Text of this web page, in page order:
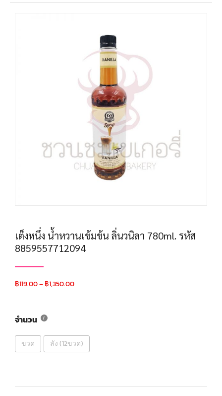
เต็งหนึ่ง น้ำหวานเข้มข้น ลิ่นวนิลา 780ml. รหัส
8859557712094
฿119.00–฿1,350.00
จำนวน
ขวด ลัง (12ขวด)